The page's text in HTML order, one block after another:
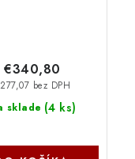
sklade (4 ks)
bez DPH
€340,80